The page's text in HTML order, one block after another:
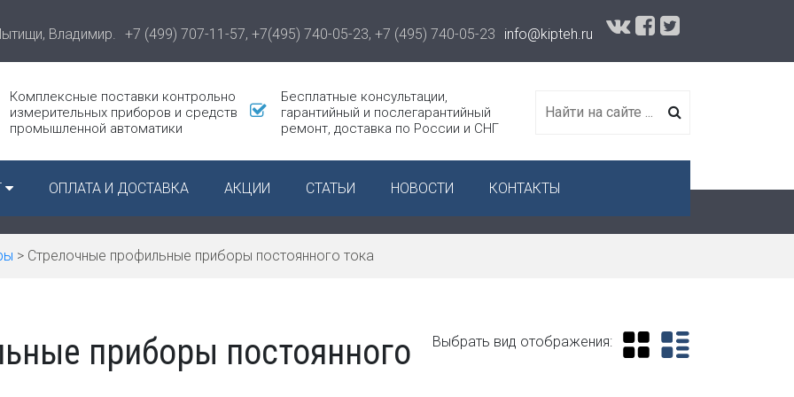
Владимир. +7 (499) 707-11-57, +7(495) 740-05-23, +7 (495) 740-05-23 info@kipteh.ru
Комплексные поставки контрольно
измерительных приборов и средств
промышленной автоматики
Бесплатные консультации,
гарантийный и послегарантийный
ремонт, доставка по России и СНГ
давления
ОПЛАТА И ДОСТАВКА АКЦИИ СТАТЬИ НОВОСТИ КОНТАКТЫ
> Стрелочные профильные приборы постоянного тока
Выбрать вид отображения:
приборы постоянного